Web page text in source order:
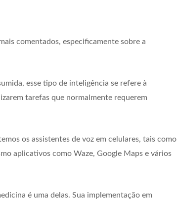
comentados, especificamente sobre a
esse tipo de inteligência se refere à
tarefas que normalmente requerem
os assistentes de voz em celulares, tais como
aplicativos como Waze, Google Maps e vários
é uma delas. Sua implementação em